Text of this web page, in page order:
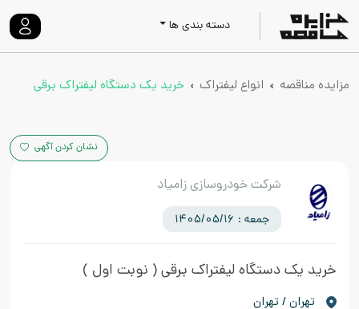
دسته بندی ها
مزایده مناقصه انواع لیفتراک خرید یک دستگاه لیفتراک برقی
نشان کردن آگهی
شرکت خودروسازی زامیاد
جمعه : 1405/05/16
خرید یک دستگاه لیفتراک برقی( نوبت اول )
تهران / تهران